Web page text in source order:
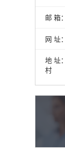
邮 箱
网 址
地 址
村